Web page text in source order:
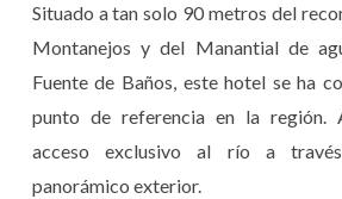
Situado a tan solo 90 metros del
Montanejos y del Manantial de
Fuente de Baños, este hotel se ha
punto de referencia en la región.
acceso exclusivo al río a
panorámico exterior.